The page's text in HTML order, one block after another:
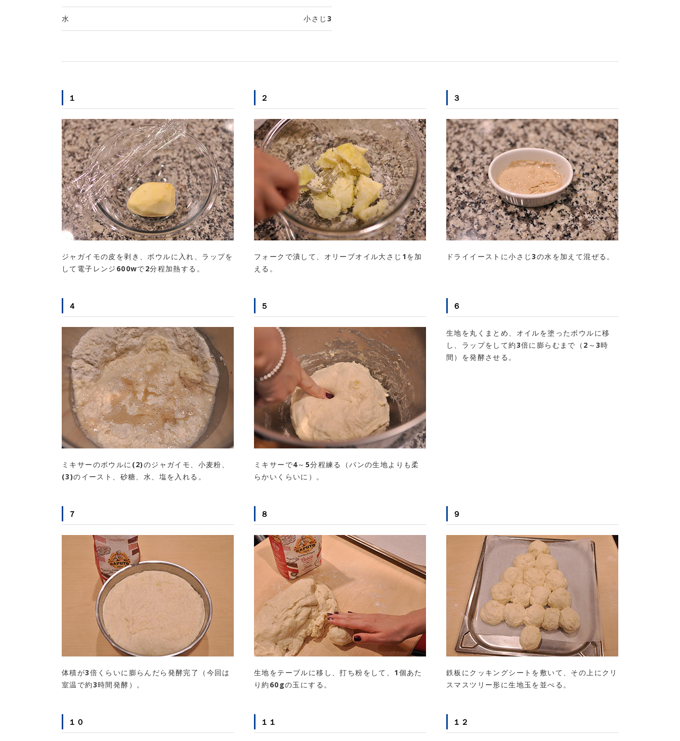
水 小さじ3
１
ジャガイモの皮を剥き、ボウルに入れ、ラップを
して電子レンジ600wで2分程加熱する。
２
フォークで潰して、オリーブオイル大さじ1を加
える。
３
ドライイーストに小さじ3の水を加えて混ぜる。
４
ミキサーのボウルに(2)のジャガイモ、小麦粉、
(3)のイースト、砂糖、水、塩を入れる。
５
ミキサーで4～5分程練る（パンの生地よりも柔
らかいくらいに）。
６
生地を丸くまとめ、オイルを塗ったボウルに移
し、ラップをして約3倍に膨らむまで（2～3時
間）を発酵させる。
７
体積が3倍くらいに膨らんだら発酵完了（今回は
室温で約3時間発酵）。
８
生地をテーブルに移し、打ち粉をして、1個あた
り約60gの玉にする。
９
鉄板にクッキングシートを敷いて、その上にクリ
スマスツリー形に生地玉を並べる。
１０ １１ １２